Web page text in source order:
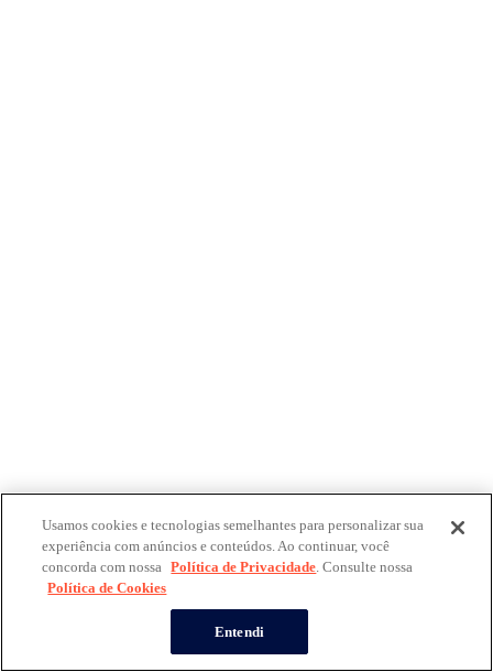
Usamos cookies e tecnologias semelhantes para personalizar sua
experiência com anúncios e conteúdos. Ao continuar, você
concorda com nossa Política de Privacidade. Consulte nossa
Política de Cookies
Entendi